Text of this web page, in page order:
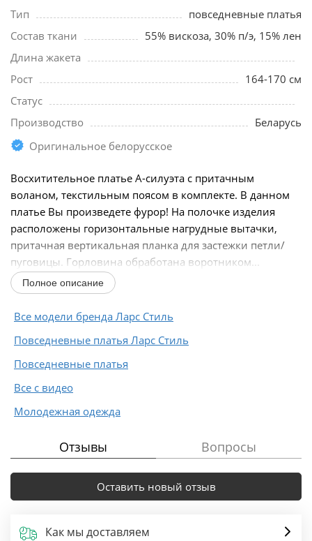
Тип
повседневные платья
Состав ткани
55% вискоза, 30% п/э, 15% лен
Длина жакета
Рост
164-170 см
Статус
Производство
Беларусь
Оригинальное белорусское
Восхитительное платье А-силуэта с притачным
воланом, текстильным поясом в комплекте. В данном
платье Вы произведете фурор! На полочке изделия
расположены горизонтальные нагрудные вытачки,
притачная вертикальная планка для застежки петли/
пуговицы. Горловина обработана воротником...
Полное описание
Все модели бренда Ларс Стиль
Повседневные платья Ларс Стиль
Повседневные платья
Все с видео
Молодежная одежда
Отзывы Вопросы
Оставить новый отзыв
Как мы доставляем